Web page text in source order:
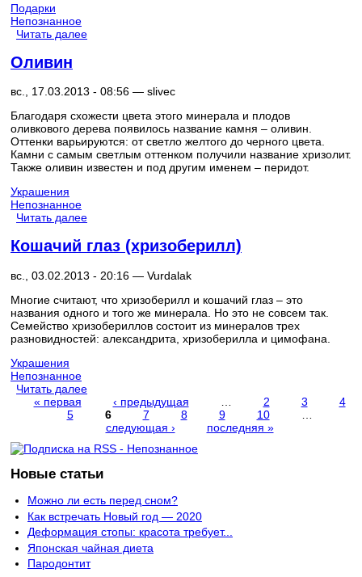
Подарки
Непознанное
Читать далее
Оливин
вс., 17.03.2013 - 08:56 — slivec
Благодаря схожести цвета этого минерала и плодов
оливкового дерева появилось название камня – оливин.
Оттенки варьируются: от светло желтого до черного цвета.
Камни с самым светлым оттенком получили название хризолит.
Также оливин известен и под другим именем – перидот.
Украшения
Непознанное
Читать далее
Кошачий глаз (хризоберилл)
вс., 03.02.2013 - 20:16 — Vurdalak
Многие считают, что хризоберилл и кошачий глаз – это
названия одного и того же минерала. Но это не совсем так.
Семейство хризобериллов состоит из минералов трех
разновидностей: александрита, хризоберилла и цимофана.
Украшения
Непознанное
Читать далее
Страницы
« первая ‹ предыдущая 2 3
4
5
6 7 8 9 10
следующая ›
последняя »
Новые статьи
Можно ли есть перед сном?
Как встречать Новый год — 2020
Деформация стопы: красота требует...
Японская чайная диета
Пародонтит